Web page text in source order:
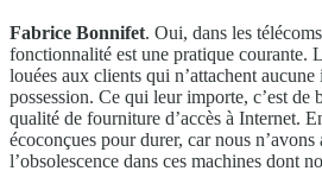
Fabrice Bonnifet. Oui, dans les
fonctionnalité est une pratique courante.
louées aux clients qui n’attachent
possession. Ce qui leur importe, c’est de
qualité de fourniture d’accès à Internet.
écoconçues pour durer, car nous
l’obsolescence dans ces machines dont